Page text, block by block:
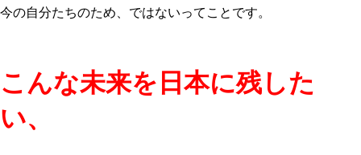
今の自分たちのため、ではないってことです。
こんな未来を日本に残した
い、